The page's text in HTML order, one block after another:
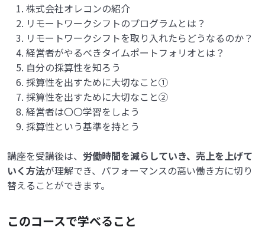
株式会社オレコンの紹介
リモートワークシフトのプログラムとは？
リモートワークシフトを取り入れたらどうなるのか？
経営者がやるべきタイムポートフォリオとは？
自分の採算性を知ろう
採算性を出すために大切なこと①
採算性を出すために大切なこと②
経営者は〇〇学習をしよう
採算性という基準を持とう
講座を受講後は、 労働時間を減らしていき、売上を上げて
いく方法が理解でき、パフォーマンスの高い働き方に切り
替えることができます。
このコースで学べること